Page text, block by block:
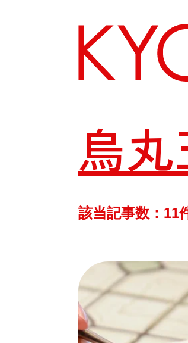
エリアから
カテゴリー
SPECIAL
SERIES
烏
該当記事数：11